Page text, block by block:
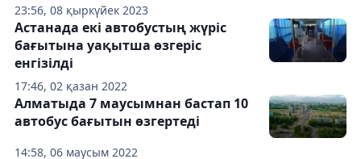
23:56, 08 қыркүйек 2023
17:46, 02 қазан 2022
Астанада екі автобустың жүріс
бағытына уақытша өзгеріс
енгізілді
14:58, 06 маусым 2022
Алматыда 7 маусымнан бастап 10
автобус бағытын өзгертеді